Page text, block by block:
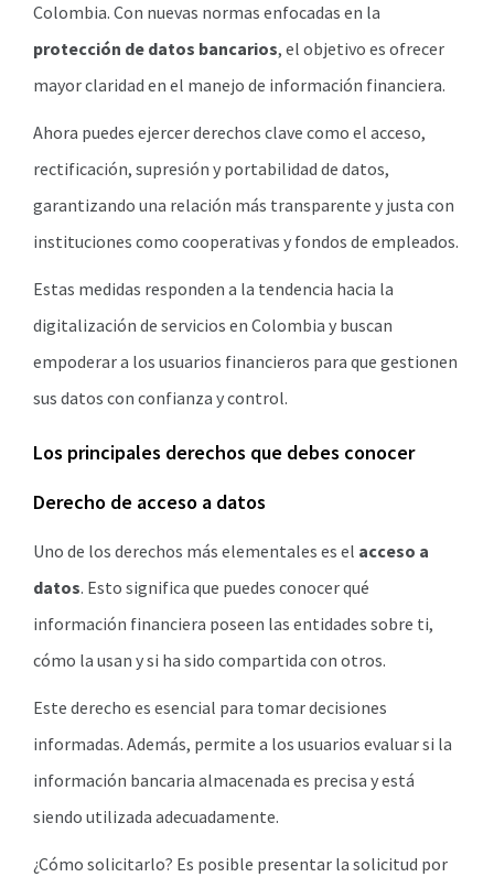
Colombia. Con nuevas normas enfocadas en la
protección de datos bancarios, el objetivo es ofrecer
mayor claridad en el manejo de información financiera.
Ahora puedes ejercer derechos clave como el acceso,
rectificación, supresión y portabilidad de datos,
garantizando una relación más transparente y justa con
instituciones como cooperativas y fondos de empleados.
Estas medidas responden a la tendencia hacia la
digitalización de servicios en Colombia y buscan
empoderar a los usuarios financieros para que gestionen
sus datos con confianza y control.
Los principales derechos que debes conocer
Derecho de acceso a datos
Uno de los derechos más elementales es el acceso a
datos. Esto significa que puedes conocer qué
información financiera poseen las entidades sobre ti,
cómo la usan y si ha sido compartida con otros.
Este derecho es esencial para tomar decisiones
informadas. Además, permite a los usuarios evaluar si la
información bancaria almacenada es precisa y está
siendo utilizada adecuadamente.
¿Cómo solicitarlo? Es posible presentar la solicitud por